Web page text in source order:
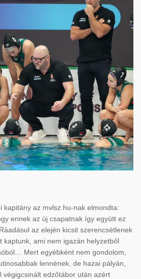
kapitány az mvlsz.hu-nak elmondta:
ennek az új csapatnak így együtt ez
az elején kicsit szerencsétlenek
kaptunk, ami nem igazán helyzetből
Mert egyébként nem gondolom,
lennének, de hazai pályán,
végigcsinált edzőtábor után azért